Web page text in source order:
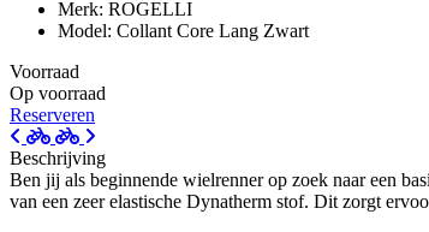
Merk: ROGELLI
Model: Collant Core Lang Zwart
Voorraad
Op voorraad
Reserveren
Beschrijving
Ben jij als beginnende wielrenner op zoek naar een
van een zeer elastische Dynatherm stof. Dit zorgt